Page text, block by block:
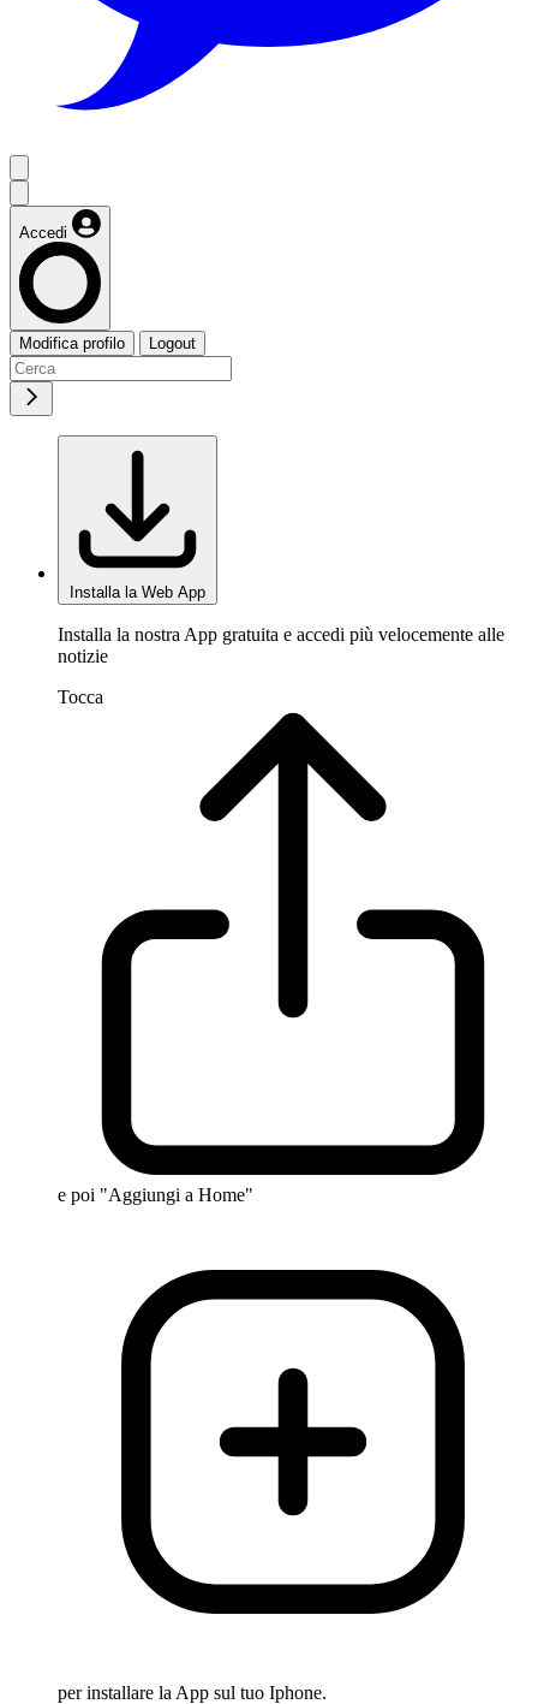
Accedi
Modifica profilo Logout
Installa la Web App
Installa la nostra App gratuita e accedi più velocemente alle
notizie
Tocca
e poi "Aggiungi a Home"
per installare la App sul tuo Iphone.